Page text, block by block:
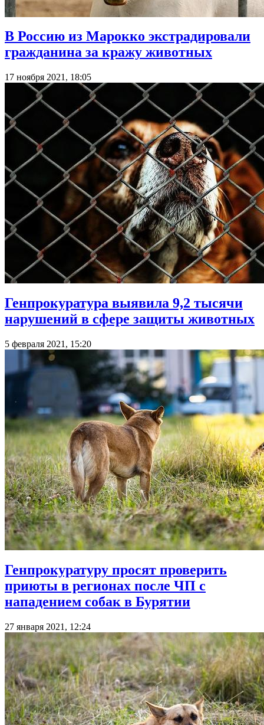
В Россию из Марокко экстрадировали
гражданина за кражу животных
17 ноября 2021, 18:05
Генпрокуратура выявила 9,2 тысячи
нарушений в сфере защиты животных
5 февраля 2021, 15:20
Генпрокуратуру просят проверить
приюты в регионах после ЧП с
нападением собак в Бурятии
27 января 2021, 12:24